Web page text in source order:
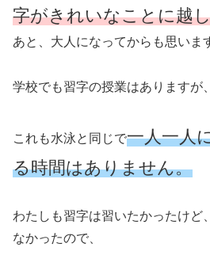
字がきれいなことに越
あと、大人になってからも思いま
学校でも習字の授業はありますが、
これも水泳と同じで一人一人
る時間はありません。
わたしも習字は習いたかったけど
なかったので、